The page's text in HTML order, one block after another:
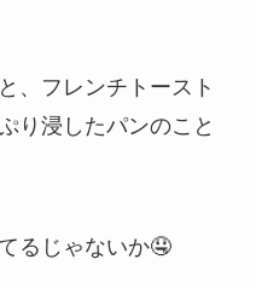
、フレンチトースト
り浸したパンのこと
るじゃないか🤤